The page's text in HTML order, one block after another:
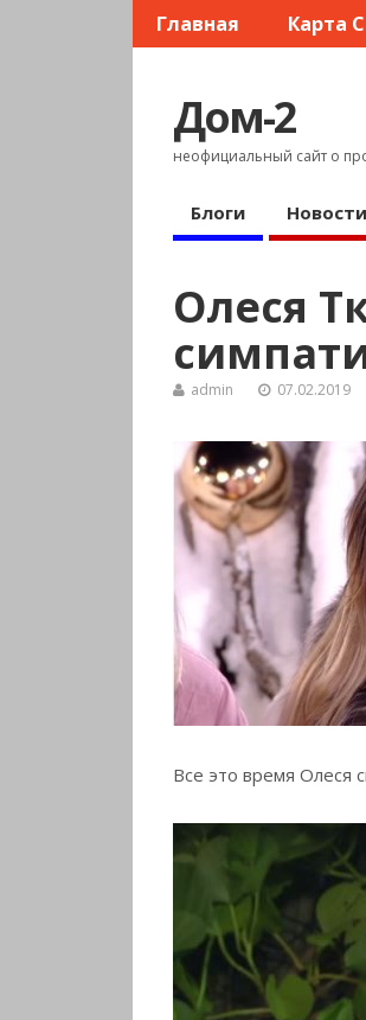
Главная Карта
Дом-2
неофициальный сайт о
Блоги
Олеся
admin 07.02.2019
Все это время Олеся